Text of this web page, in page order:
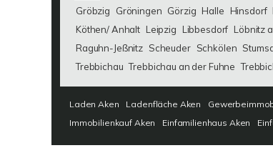
Gröbzig
Gröningen Görzig Halle Hinsdorf
Köthen/ Anhalt Leipzig Libbesdorf Löbnitz
Raguhn-Jeßnitz Scheuder Schkölen
Trebbichau Trebbichau an der Fuhne
Laden Aken Ladenfläche Aken
Immobilienkauf Aken
Einfamilienhaus Aken